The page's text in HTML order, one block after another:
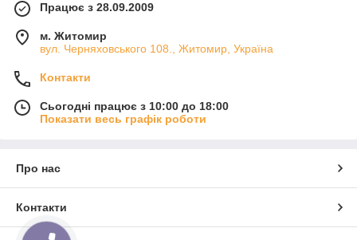
Працює з 28.09.2009
м. Житомир
вул. Черняховського 108., Житомир, Україна
Контакти
Сьогодні працює з 10:00 до 18:00
Показати весь графік роботи
Про нас
Контакти